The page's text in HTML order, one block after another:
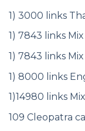
1) 3000 links
1) 7843 links
1) 7843 links
1) 8000 links
1)14980 links
109 Cleopatra